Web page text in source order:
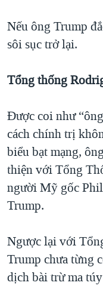
Nếu ông Trump
sôi sục trở lại.
Tổng thống
Được coi như
cách chính trị
biểu bạt mạng,
thiện với Tổng
người Mỹ gốc
Trump.
Ngược lại với
Trump chưa từng
dịch bài trừ ma